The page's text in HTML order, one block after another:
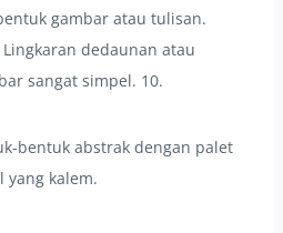
gambar atau tulisan.
Lingkaran dedaunan atau
sangat simpel. 10.
bentuk abstrak dengan palet
yang kalem.